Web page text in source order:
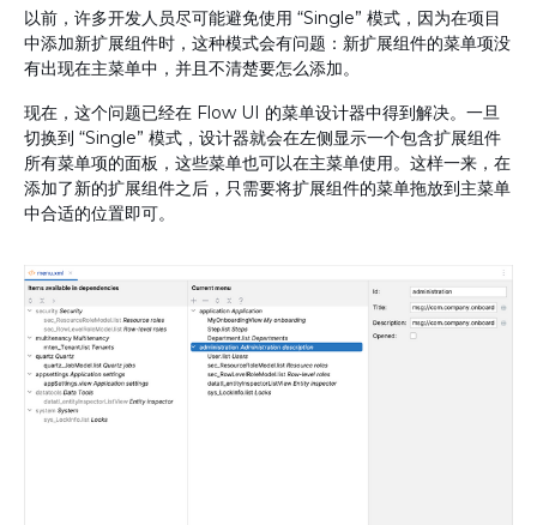
以前，许多开发人员尽可能避免使用 “Single” 模式，因为在项目
中添加新扩展组件时，这种模式会有问题：新扩展组件的菜单项没
有出现在主菜单中，并且不清楚要怎么添加。
现在，这个问题已经在 Flow UI 的菜单设计器中得到解决。一旦
切换到 “Single” 模式，设计器就会在左侧显示一个包含扩展组件
所有菜单项的面板，这些菜单也可以在主菜单使用。这样一来，在
添加了新的扩展组件之后，只需要将扩展组件的菜单拖放到主菜单
中合适的位置即可。